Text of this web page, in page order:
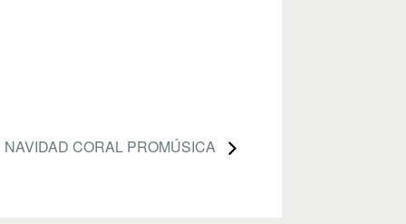
CORAL PROMÚSICA